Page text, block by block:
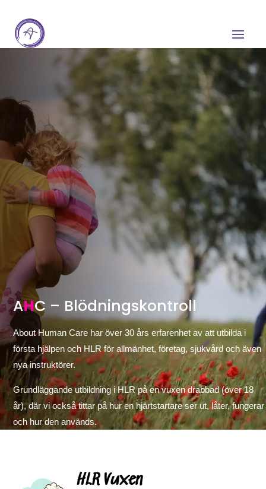
AHC – Blödningskontroll
About Human Care har över 30 års erfarenhet av att utbilda i
första hjälpen och HLR för allmänhet, företag, sjukvård och även
nya instruktörer.
Grundläggande utbildning i HLR på en vuxen drabbad (över 18
år), där vi också tittar på hur en hjärtstartare ser ut, låter, fungerar
och hur den används.
HLR Vuxen